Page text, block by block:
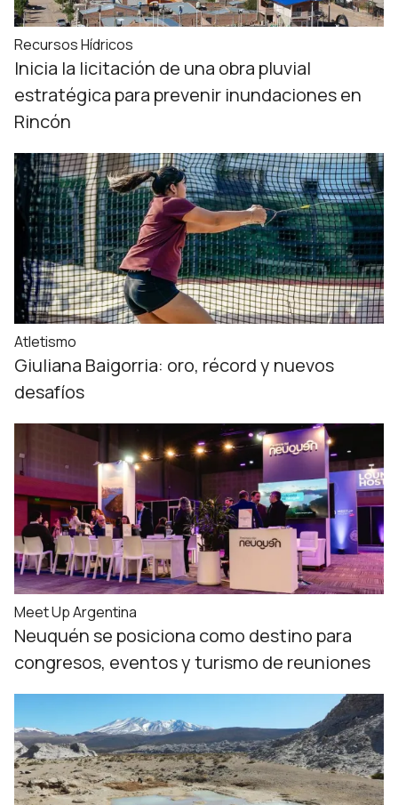
Recursos Hídricos
Inicia la licitación de una obra pluvial
estratégica para prevenir inundaciones en
Rincón
Atletismo
Giuliana Baigorria: oro, récord y nuevos
desafíos
Meet Up Argentina
Neuquén se posiciona como destino para
congresos, eventos y turismo de reuniones